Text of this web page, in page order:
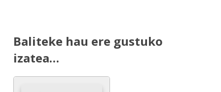
Baliteke hau ere gustuko
izatea…